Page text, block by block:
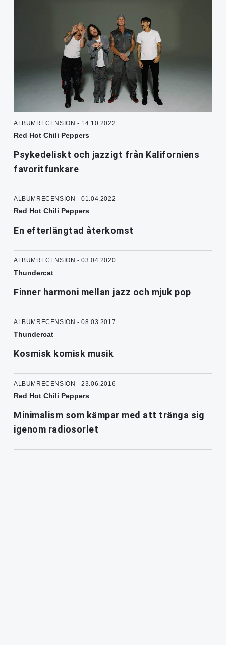
ALBUMRECENSION - 14.10.2022
Red Hot Chili Peppers
Psykedeliskt och jazzigt från Kaliforniens
favoritfunkare
ALBUMRECENSION - 01.04.2022
Red Hot Chili Peppers
En efterlängtad återkomst
ALBUMRECENSION - 03.04.2020
Thundercat
Finner harmoni mellan jazz och mjuk pop
ALBUMRECENSION - 08.03.2017
Thundercat
Kosmisk komisk musik
ALBUMRECENSION - 23.06.2016
Red Hot Chili Peppers
Minimalism som kämpar med att tränga sig
igenom radiosorlet